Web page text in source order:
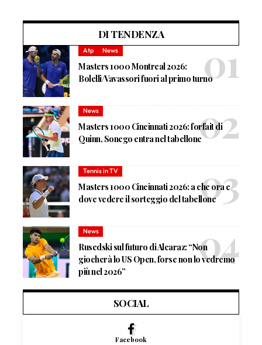
DI TENDENZA
Atp News
Masters 1000 Montreal 2026:
Bolelli/Vavassori fuori al primo turno
News
Masters 1000 Cincinnati 2026: forfait di
Quinn, Sonego entra nel tabellone
Tennis in TV
Masters 1000 Cincinnati 2026: a che ora e
dove vedere il sorteggio del tabellone
News
Rusedski sul futuro di Alcaraz: “Non
giocherà lo US Open, forse non lo vedremo
più nel 2026”
SOCIAL
Facebook